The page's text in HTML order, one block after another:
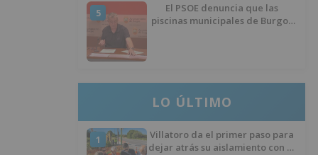
5
El PSOE denuncia que las
piscinas municipales de Burgos
LO ÚLTIMO
1
Villatoro da el primer paso para
dejar atrás su aislamiento con el